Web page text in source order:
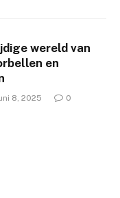
wereld van
en
8, 2025 0